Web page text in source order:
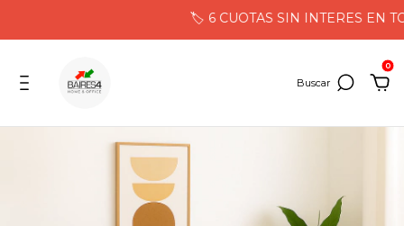
🏷️ 6 CUOTAS SIN INTERES EN
0